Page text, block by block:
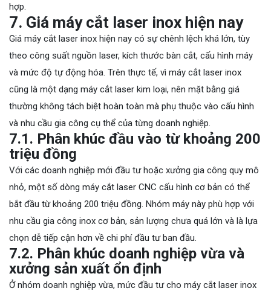
hợp.
7. Giá máy cắt laser inox hiện nay
Giá máy cắt laser inox hiện nay có sự chênh lệch khá lớn, tùy
theo công suất nguồn laser, kích thước bàn cắt, cấu hình máy
và mức độ tự động hóa. Trên thực tế, vì máy cắt laser inox
cũng là một dạng máy cắt laser kim loại, nên mặt bằng giá
thường không tách biệt hoàn toàn mà phụ thuộc vào cấu hình
và nhu cầu gia công cụ thể của từng doanh nghiệp.
7.1. Phân khúc đầu vào từ khoảng 200
triệu đồng
Với các doanh nghiệp mới đầu tư hoặc xưởng gia công quy mô
nhỏ, một số dòng máy cắt laser CNC cấu hình cơ bản có thể
bắt đầu từ khoảng 200 triệu đồng. Nhóm máy này phù hợp với
nhu cầu gia công inox cơ bản, sản lượng chưa quá lớn và là lựa
chọn dễ tiếp cận hơn về chi phí đầu tư ban đầu.
7.2. Phân khúc doanh nghiệp vừa và
xưởng sản xuất ổn định
Ở nhóm doanh nghiệp vừa, mức đầu tư cho máy cắt laser inox